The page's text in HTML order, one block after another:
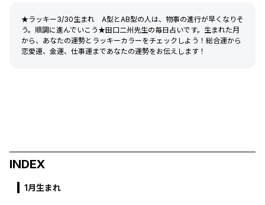
★ラッキー3/30生まれ A型とAB型の人は、物事の進行が早くなりそ
う。順調に進んでいこう★田口二州先生の毎日占いです。生まれた月
から、あなたの運勢とラッキーカラーをチェックしよう！総合運から
恋愛運、金運、仕事運まであなたの運勢をお伝えします！
INDEX
1月生まれ